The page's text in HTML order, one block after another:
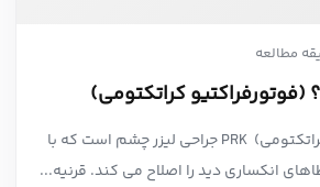
PRK (فوتورفراکتیو کراتکتومی) PRK جراحی لیزر چشم است که با
انکساری دید را اصلاح می کند. قرنیه...